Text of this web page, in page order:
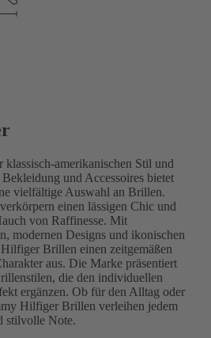
amerikanischen Stil und
und Accessoires bietet
vielfältige Auswahl an Brillen.
einen lässigen Chic und
von Raffinesse. Mit
modernen Designs und ikonischen
Brillen einen zeitgemäßen
aus. Die Marke präsentiert
die den individuellen
ergänzen. Ob für den Alltag oder
Hilfiger Brillen verleihen jedem
stilvolle Note.